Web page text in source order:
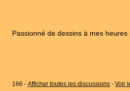
Passionné de dessins à mes
166 -Afficher toutes les discussions -Voir